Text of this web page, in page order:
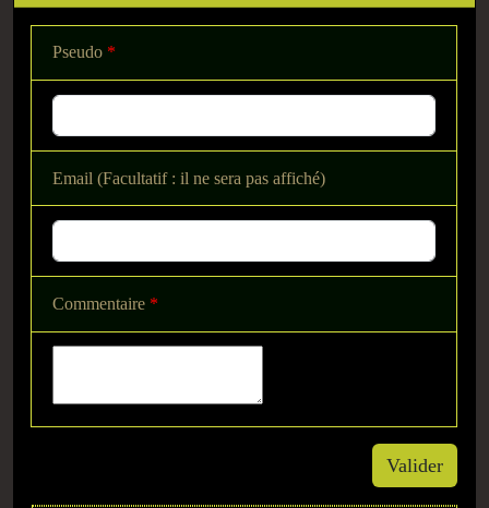
Pseudo *
Email (Facultatif : il ne sera pas affiché)
Commentaire *
Valider